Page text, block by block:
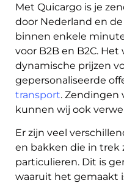
About
the
platform
Met Quicargo is je
door Nederland en
binnen enkele
voor B2B en B2C.
dynamische prijzen
gepersonaliseerde
transport. Zendingen
kunnen wij ook
Er zijn veel
en bakken die in trek
particulieren. Dit is
waaruit het gemaakt